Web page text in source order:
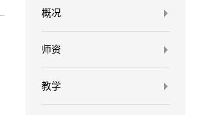
概况
师资
教学